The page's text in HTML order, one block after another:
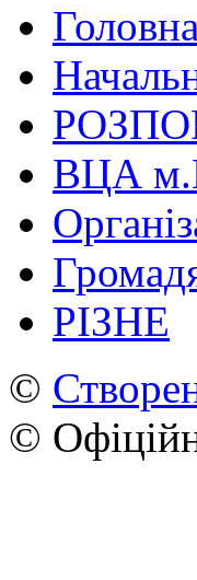
Головна
ВЦА
РІЗНЕ
©
©